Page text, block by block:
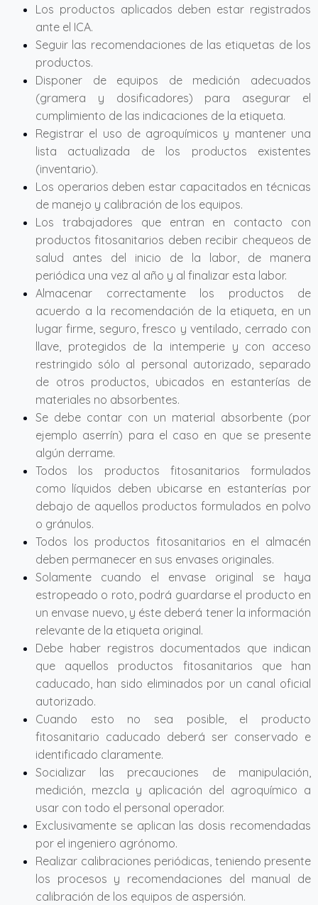
Los productos aplicados deben estar registrados
ante el ICA.
Seguir las recomendaciones de las etiquetas de los
productos.
Disponer de equipos de medición adecuados
(gramera y dosificadores) para asegurar el
cumplimiento de las indicaciones de la etiqueta.
Registrar el uso de agroquímicos y mantener una
lista actualizada de los productos existentes
(inventario).
Los operarios deben estar capacitados en técnicas
de manejo y calibración de los equipos.
Los trabajadores que entran en contacto con
productos fitosanitarios deben recibir chequeos de
salud antes del inicio de la labor, de manera
periódica una vez al año y al finalizar esta labor.
Almacenar correctamente los productos de
acuerdo a la recomendación de la etiqueta, en un
lugar firme, seguro, fresco y ventilado, cerrado con
llave, protegidos de la intemperie y con acceso
restringido sólo al personal autorizado, separado
de otros productos, ubicados en estanterías de
materiales no absorbentes.
Se debe contar con un material absorbente (por
ejemplo aserrín) para el caso en que se presente
algún derrame.
Todos los productos fitosanitarios formulados
como líquidos deben ubicarse en estanterías por
debajo de aquellos productos formulados en polvo
o gránulos.
Todos los productos fitosanitarios en el almacén
deben permanecer en sus envases originales.
Solamente cuando el envase original se haya
estropeado o roto, podrá guardarse el producto en
un envase nuevo, y éste deberá tener la información
relevante de la etiqueta original.
Debe haber registros documentados que indican
que aquellos productos fitosanitarios que han
caducado, han sido eliminados por un canal oficial
autorizado.
Cuando esto no sea posible, el producto
fitosanitario caducado deberá ser conservado e
identificado claramente.
Socializar las precauciones de manipulación,
medición, mezcla y aplicación del agroquímico a
usar con todo el personal operador.
Exclusivamente se aplican las dosis recomendadas
por el ingeniero agrónomo.
Realizar calibraciones periódicas, teniendo presente
los procesos y recomendaciones del manual de
calibración de los equipos de aspersión.